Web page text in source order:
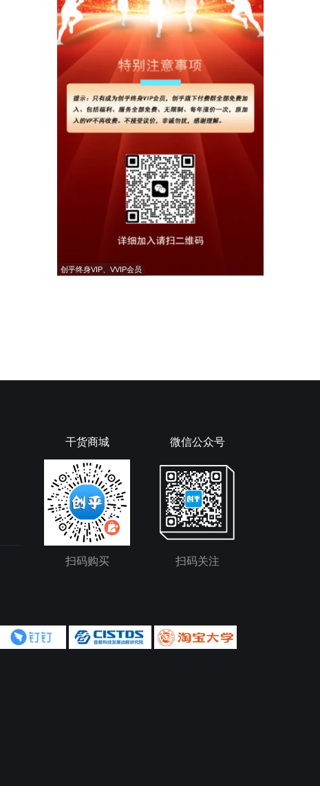
创乎终身VIP、VVIP会员
干货商城
扫码购买
微信公众号
扫码关注